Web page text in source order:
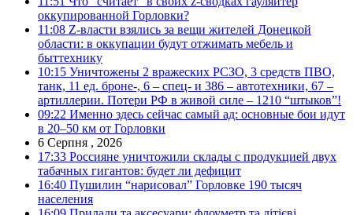
оккупированной Горловки?
11:08 Z-власти взялись за вещи жителей Донецкой
области: в оккупации будут отжимать мебель и
быттехнику
10:15 Уничтожены 2 вражеских РСЗО, 3 средств ПВО,
танк, 11 ед. броне-, 6 – спец- и 386 – автотехники, 67 –
артиллерии. Потери РФ в живой силе – 1210 “штыков”!
09:22 Именно здесь сейчас самый ад: основные бои идут
в 20–50 км от Горловки
6 Серпня , 2026
17:33 Россияне уничтожили склады с продукцией двух
табачных гигантов: будет ли дефицит
16:40 Пушилин “нарисовал” Горловке 190 тысяч
населения